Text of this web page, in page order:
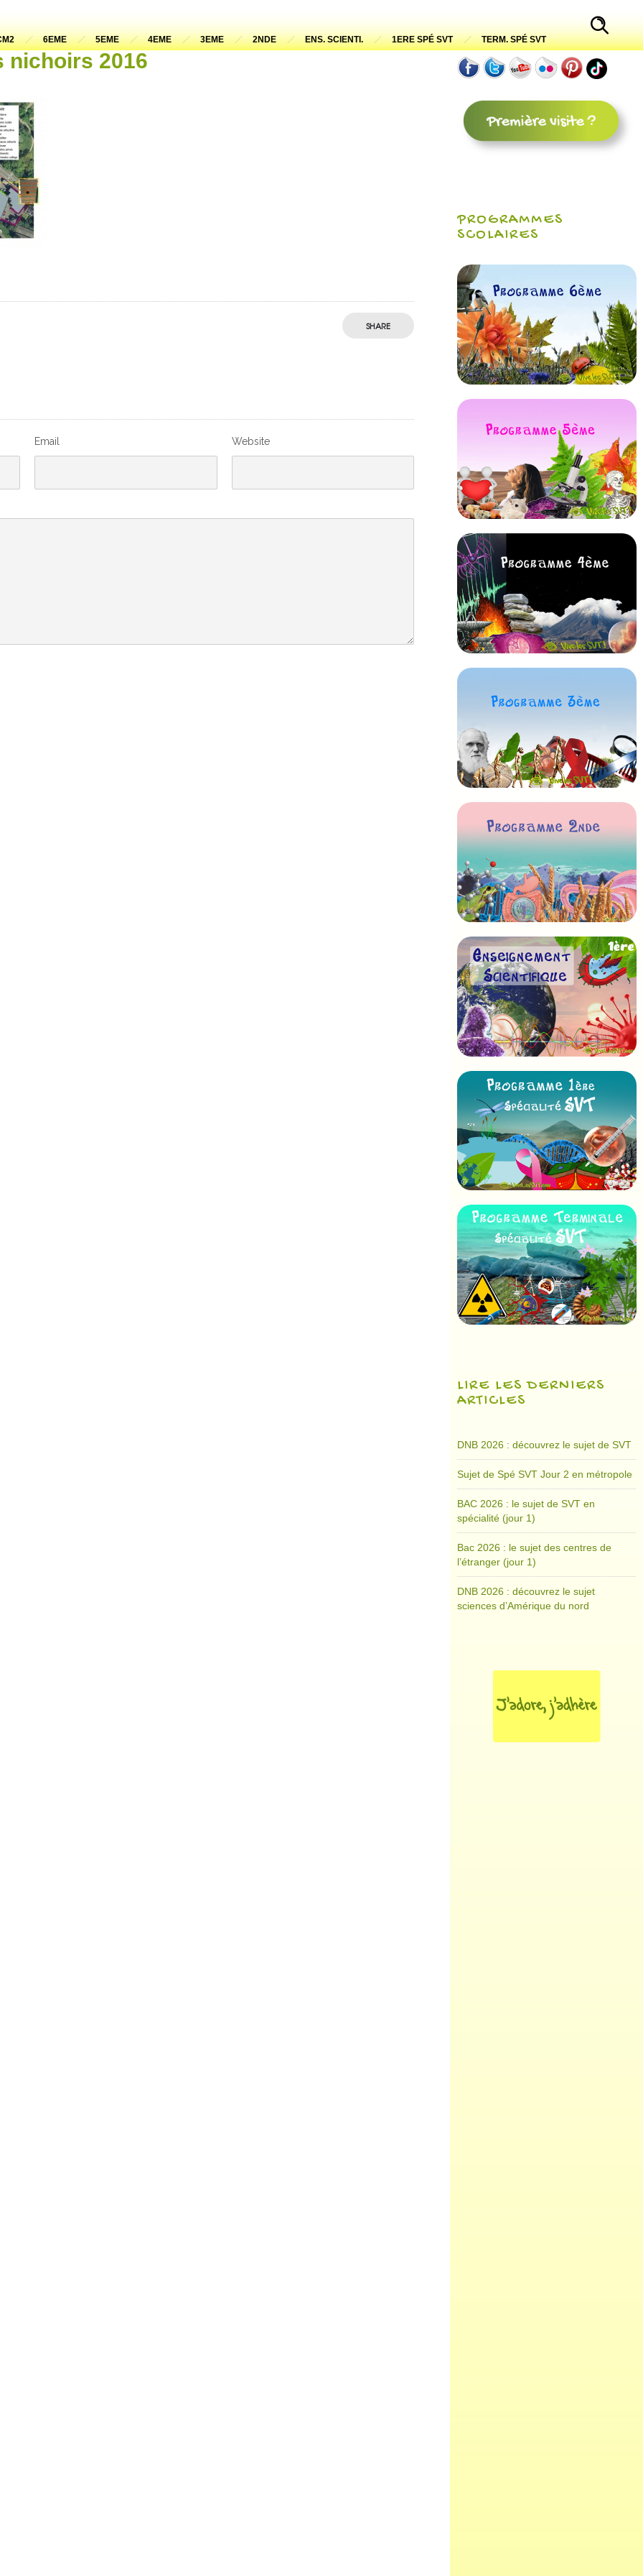
6EME 5EME 4EME 3EME 2NDE ENS. SCIENTI. 1ERE SPÉ SVT TERM. SPÉ SVT
nichoirs 2016
SHARE
Email Website
PROGRAMMES
SCOLAIRES
LIRE LES DERNIERS
ARTICLES
DNB 2026 : découvrez le sujet de SVT
Sujet de Spé SVT Jour 2 en métropole
BAC 2026 : le sujet de SVT en
spécialité (jour 1)
Bac 2026 : le sujet des centres de
l’étranger (jour 1)
DNB 2026 : découvrez le sujet
sciences d’Amérique du nord